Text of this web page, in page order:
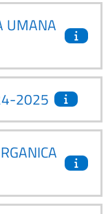
UMANA
2025